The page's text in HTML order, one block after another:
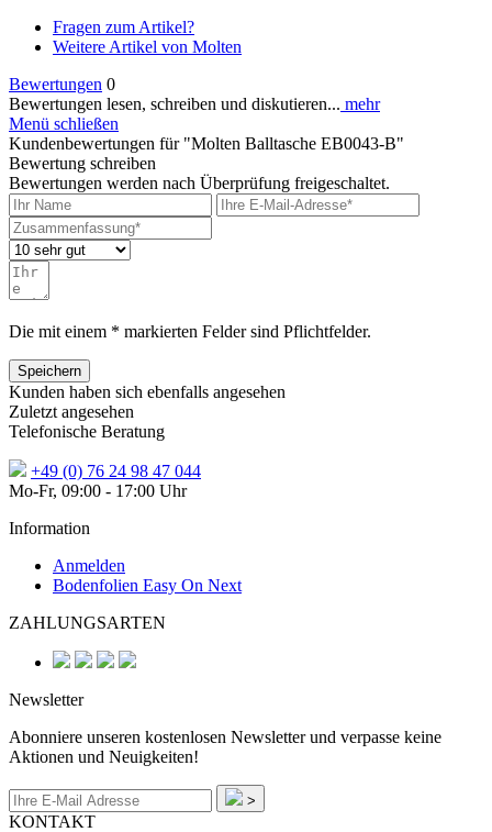
Fragen zum Artikel?
Weitere Artikel von Molten
Bewertungen 0
Bewertungen lesen, schreiben und diskutieren... mehr
Menü schließen
Kundenbewertungen für "Molten Balltasche EB0043-B"
Bewertung schreiben
Bewertungen werden nach Überprüfung freigeschaltet.
Die mit einem * markierten Felder sind Pflichtfelder.
Speichern
Kunden haben sich ebenfalls angesehen
Zuletzt angesehen
Telefonische Beratung
+49 (0) 76 24 98 47 044
Mo-Fr, 09:00 - 17:00 Uhr
Information
Anmelden
Bodenfolien Easy On Next
ZAHLUNGSARTEN
Newsletter
Abonniere unseren kostenlosen Newsletter und verpasse keine
Aktionen und Neuigkeiten!
>
KONTAKT